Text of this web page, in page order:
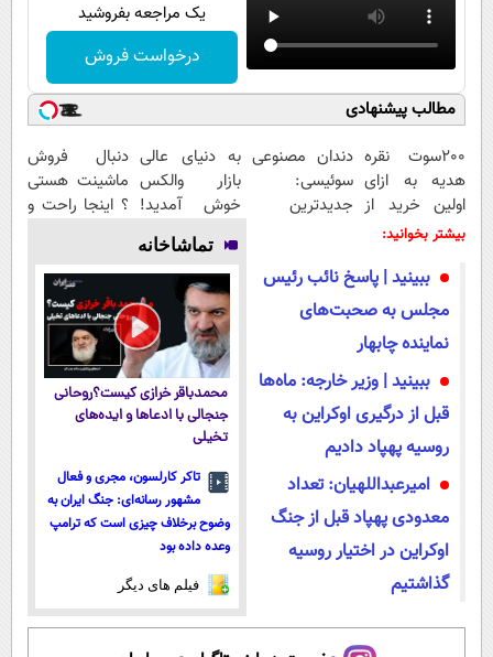
یک مراجعه بفروشید
درخواست فروش
مطالب پیشنهادی
200سوت نقره
هدیه به ازای
اولین خرید از
گرمی
دندان مصنوعی
سوئیسی:
جدیدترین
پرداخت قسطی
به دنیای عالی
بازار والکس
خوش آمدید!
ترید را آغاز
کنید!
دنبال فروش
ماشینت هستی
؟ اینجا راحت و
بیشتر بخوانید:
ببینید | پاسخ نائب رئیس
مجلس به صحبت‌های
نماینده چابهار
ببینید | وزیر خارجه: ماه‌ها
قبل از درگیری اوکراین به
روسیه پهپاد دادیم
امیرعبداللهیان: تعداد
معدودی پهپاد قبل از جنگ
اوکراین در اختیار روسیه
گذاشتیم
تماشاخانه
محمدباقر خرازی کیست؟روحانی
جنجالی با ادعاها و ایده‌های
تخیلی
تاکر کارلسون، مجری و فعال
مشهور رسانه‌ای: جنگ ایران به
وضوح برخلاف چیزی است که ترامپ
وعده داده بود
فیلم های دیگر